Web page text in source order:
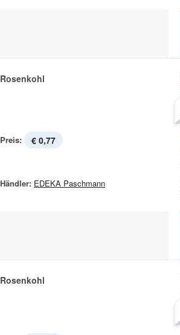
Rosenkohl
Preis: € 0,77
Händler: EDEKA Paschmann
Rosenkohl